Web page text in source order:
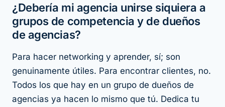
¿Debería mi agencia unirse siquiera a
grupos de competencia y de dueños
de agencias?
Para hacer networking y aprender, sí; son
genuinamente útiles. Para encontrar clientes, no.
Todos los que hay en un grupo de dueños de
agencias ya hacen lo mismo que tú. Dedica tu